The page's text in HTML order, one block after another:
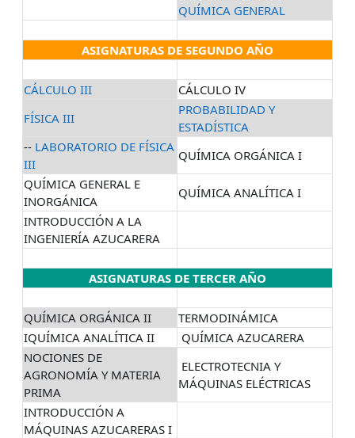
QUÍMICA GENERAL
ASIGNATURAS DE SEGUNDO AÑO
CÁLCULO III
CÁLCULO IV
FÍSICA III
PROBABILIDAD Y
ESTADÍSTICA
-- LABORATORIO DE FÍSICA
III
QUÍMICA ORGÁNICA I
QUÍMICA GENERAL E
INORGÁNICA
QUÍMICA ANALÍTICA I
INTRODUCCIÓN A LA
INGENIERÍA AZUCARERA
ASIGNATURAS DE TERCER AÑO
QUÍMICA ORGÁNICA II
TERMODINÁMICA
IQUÍMICA ANALÍTICA II
QUÍMICA AZUCARERA
NOCIONES DE
AGRONOMÍA Y MATERIA
PRIMA
ELECTROTECNIA Y
MÁQUINAS ELÉCTRICAS
INTRODUCCIÓN A
MÁQUINAS AZUCARERAS I